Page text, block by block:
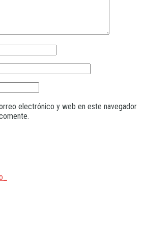
electrónico y web en este navegador